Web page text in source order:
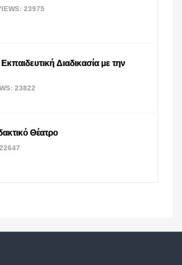
23975
Διαδικασία με την
23822
Θέατρο